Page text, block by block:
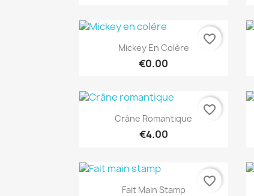
Quick view
Mickey En Colère
€0.00
favorite_border
Quick view
Crâne Romantique
€4.00
favorite_border
Quick view
Fait Main Stamp
favorite_border